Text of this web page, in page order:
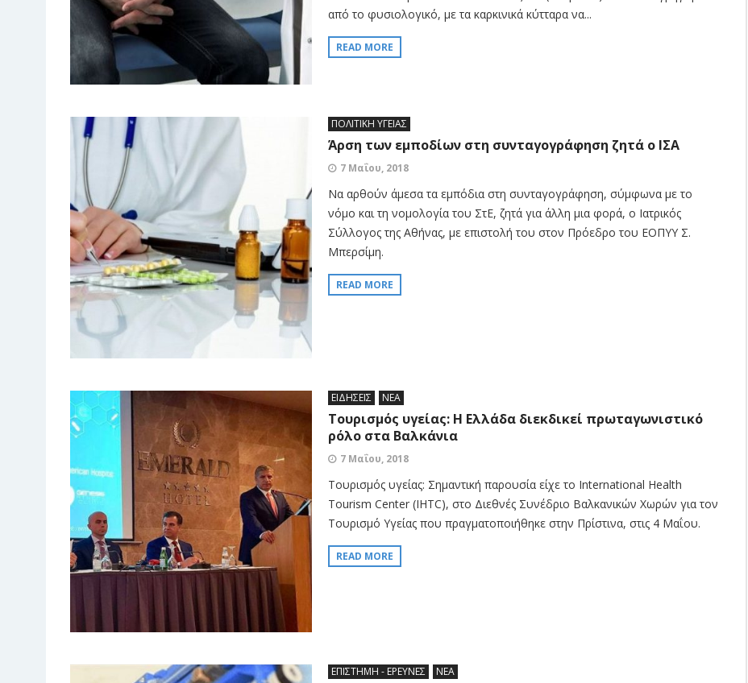
από το φυσιολογικό, με τα καρκινικά κύτταρα να...
READ MORE
ΠΟΛΙΤΙΚΗ ΥΓΕΙΑΣ
Άρση των εμποδίων στη συνταγογράφηση ζητά ο ΙΣΑ
7 Μαΐου, 2018
Να αρθούν άμεσα τα εμπόδια στη συνταγογράφηση, σύμφωνα με το
νόμο και τη νομολογία του ΣτΕ, ζητά για άλλη μια φορά, ο Ιατρικός
Σύλλογος της Αθήνας, με επιστολή του στον Πρόεδρο του ΕΟΠΥΥ Σ.
Μπερσίμη.
READ MORE
ΕΙΔΗΣΕΙΣ ΝΕΑ
Τουρισμός υγείας: Η Ελλάδα διεκδικεί πρωταγωνιστικό
ρόλο στα Βαλκάνια
7 Μαΐου, 2018
Τουρισμός υγείας: Σημαντική παρουσία είχε το International Health
Tourism Center (IHTC), στο Διεθνές Συνέδριο Βαλκανικών Χωρών για τον
Τουρισμό Υγείας που πραγματοποιήθηκε στην Πρίστινα, στις 4 Μαΐου.
READ MORE
ΕΠΙΣΤΗΜΗ - ΕΡΕΥΝΕΣ ΝΕΑ